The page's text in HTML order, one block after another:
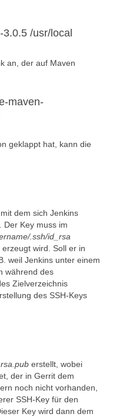
/usr/local
an, der auf Maven
maven-
geklappt hat, kann die
dem sich Jenkins
Der Key muss im
.ssh/id_rsa
wird. Soll er in
weil Jenkins unter einem
während des
Zielverzeichnis
des SSH-Keys
erstellt, wobei
der in Gerrit dem
noch nicht vorhanden,
SSH-Key für den
Key wird dann dem